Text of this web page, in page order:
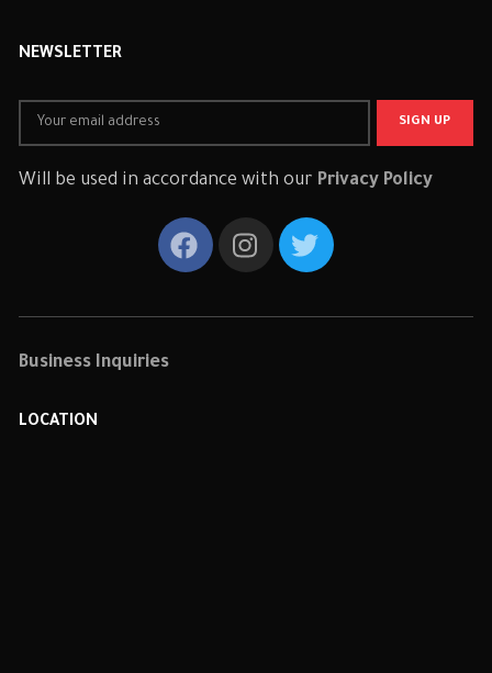
NEWSLETTER
Will be used in accordance with our Privacy Policy
Business Inquiries
LOCATION